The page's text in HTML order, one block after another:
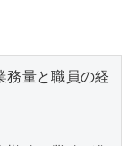
務量と職員の経